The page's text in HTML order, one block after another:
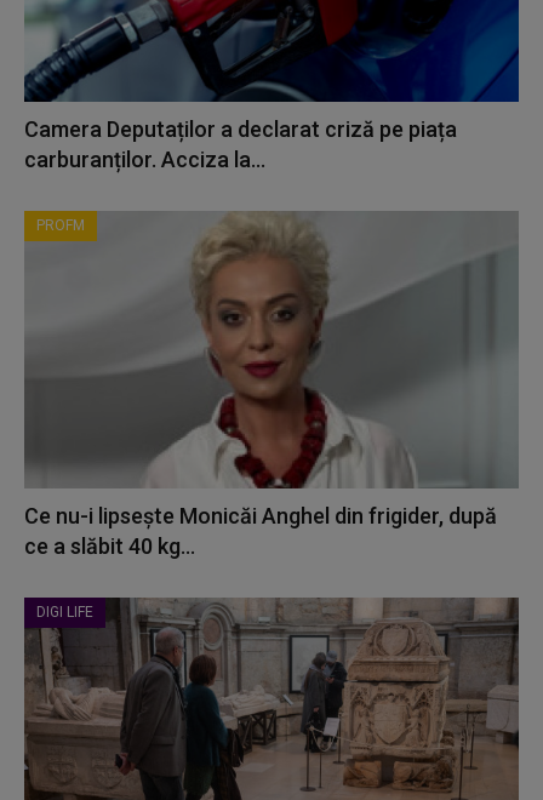
Camera Deputaților a declarat criză pe piața
carburanților. Acciza la...
PROFM
Ce nu-i lipsește Monicăi Anghel din frigider, după
ce a slăbit 40 kg...
DIGI LIFE